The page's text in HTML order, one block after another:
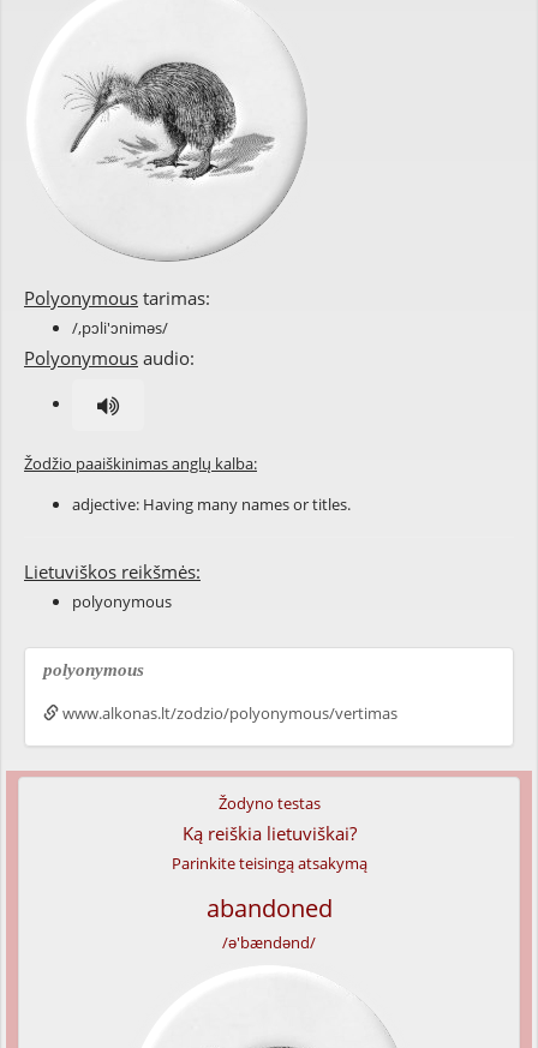
Polyonymous tarimas:
/,pɔli'ɔniməs/
Polyonymous audio:
Žodžio paaiškinimas anglų kalba:
adjective: Having many namesortitles.
Lietuviškos reikšmės:
polyonymous
polyonymous
www.alkonas.lt/zodzio/polyonymous/vertimas
Žodyno testas
Ką reiškia lietuviškai?
Parinkite teisingą atsakymą
abandoned
/ə'bændənd/